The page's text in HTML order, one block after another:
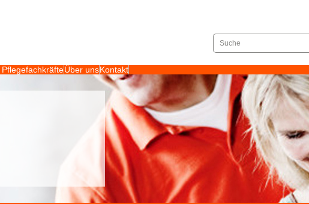
PflegefachkräfteÜber unsKontakt